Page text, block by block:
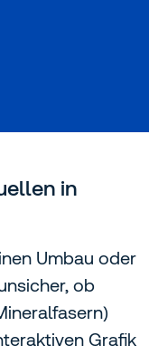
in
Umbau oder
ob
Grafik